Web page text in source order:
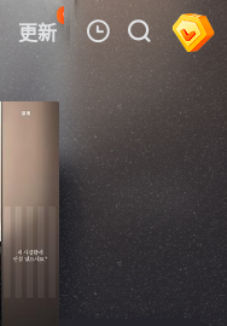
更新
61
热榜 APP